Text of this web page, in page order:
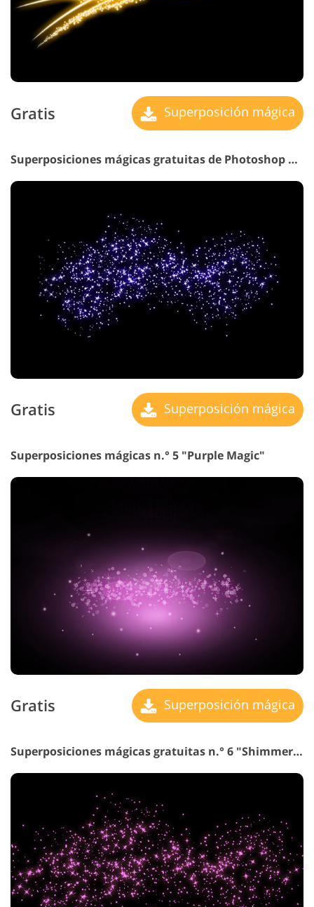
Gratis Superposición mágica
Superposiciones mágicas gratuitas de Photoshop n.° 4 "Faraway Galaxy"
Gratis Superposición mágica
Superposiciones mágicas n.° 5 "Purple Magic"
Gratis Superposición mágica
Superposiciones mágicas gratuitas n.° 6 "Shimmering Stars"